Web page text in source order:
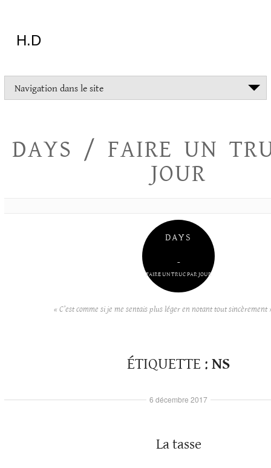
H.D
tout
essayer
Navigation dans le site
DAYS / FAIRE UN
JOUR
DAYS
–
FAIRE UN TRUC PAR JOUR
« C’est comme si je me sentais plus léger en notant tout sincèrement
ÉTIQUETTE : NS
La tasse
6 décembre 2017